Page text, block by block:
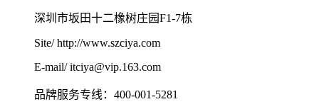
深圳市坂田十二橡树庄园F1-7栋
Site/ http://www.szciya.com
E-mail/ itciya@vip.163.com
品牌服务专线：400-001-5281